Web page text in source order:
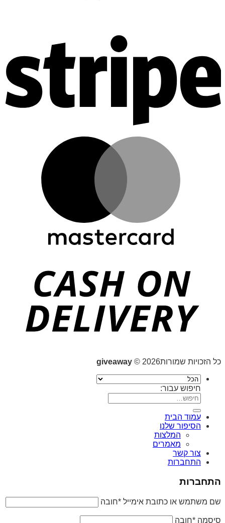
כל הזכויות שמורות2026 © giveaway
חיפוש עבור:
עמוד הבית
הסיפור שלנו
המלצות
מאמרים
צור קשר
התחברות
התחברות
שם משתמש או כתובת אימייל *חובה
סיסמה *חובה